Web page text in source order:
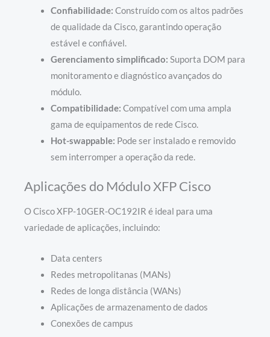
Confiabilidade: Construído com os altos padrões
de qualidade da Cisco, garantindo operação
estável e confiável.
Gerenciamento simplificado: Suporta DOM para
monitoramento e diagnóstico avançados do
módulo.
Compatibilidade: Compatível com uma ampla
gama de equipamentos de rede Cisco.
Hot-swappable: Pode ser instalado e removido
sem interromper a operação da rede.
Aplicações do Módulo XFP Cisco
O Cisco XFP-10GER-OC192IR é ideal para uma
variedade de aplicações, incluindo:
Data centers
Redes metropolitanas (MANs)
Redes de longa distância (WANs)
Aplicações de armazenamento de dados
Conexões de campus